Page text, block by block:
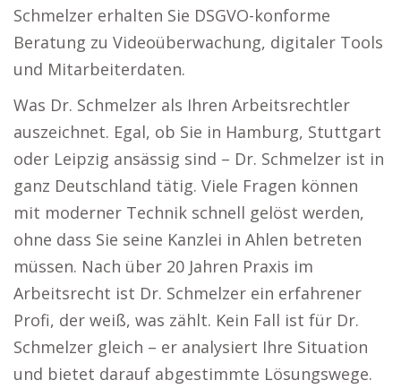
Schmelzer erhalten Sie DSGVO-konforme
Beratung zu Videoüberwachung, digitaler Tools
und Mitarbeiterdaten.
Was Dr. Schmelzer als Ihren Arbeitsrechtler
auszeichnet. Egal, ob Sie in Hamburg, Stuttgart
oder Leipzig ansässig sind – Dr. Schmelzer ist in
ganz Deutschland tätig. Viele Fragen können
mit moderner Technik schnell gelöst werden,
ohne dass Sie seine Kanzlei in Ahlen betreten
müssen. Nach über 20 Jahren Praxis im
Arbeitsrecht ist Dr. Schmelzer ein erfahrener
Profi, der weiß, was zählt. Kein Fall ist für Dr.
Schmelzer gleich – er analysiert Ihre Situation
und bietet darauf abgestimmte Lösungswege.